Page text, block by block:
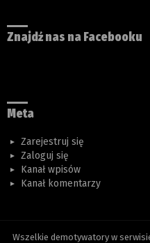
Znajdź nas na Facebooku
Meta
Zarejestruj się
Zaloguj się
Kanał wpisów
Kanał komentarzy
Wszelkie demotywatory w